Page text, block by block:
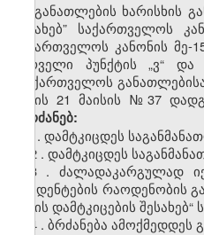
„განათლების ხარისხის
შესახებ” საქართველოს
საქართველოს კანონის მე-
პირველი პუნქტის„ვ“
„საქართველოს
წლის 21 მაისის №37
ვბრძანებ:
1. დამტკიცდეს
2. დამტკიცდეს
3. ძალადაკარგულად
სტუდენტების რაოდენობის
წესის დამტკიცების შესახებ“
4. ბრძანება ამოქმედდეს